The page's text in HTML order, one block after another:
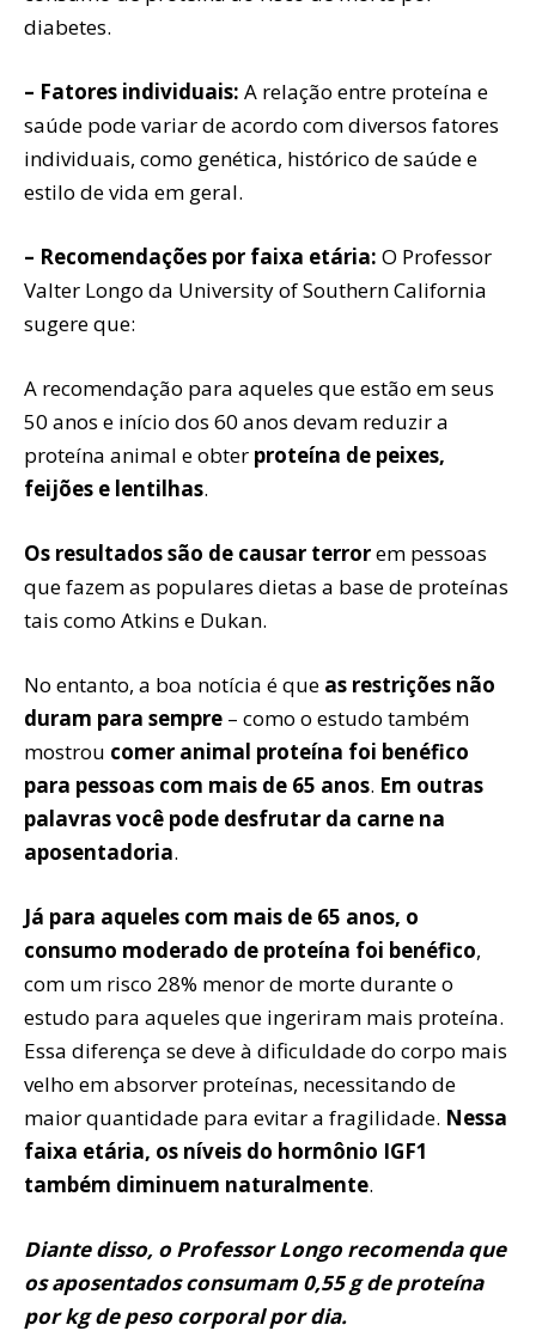
diabetes.
– Fatores individuais: A relação entre proteína e
saúde pode variar de acordo com diversos fatores
individuais, como genética, histórico de saúde e
estilo de vida em geral.
– Recomendações por faixa etária: O Professor
Valter Longo da University of Southern California
sugere que:
A recomendação para aqueles que estão em seus
50 anos e início dos 60 anos devam reduzir a
proteína animal e obter proteína de peixes,
feijões e lentilhas.
Os resultados são de causar terrorem pessoas
que fazem as populares dietas a base de proteínas
tais como Atkins e Dukan.
No entanto, a boa notícia é que as restrições não
duram para sempre – como o estudo também
mostrou comer animal proteína foi benéfico
para pessoas com mais de 65 anos. Em outras
palavras você pode desfrutar da carne na
aposentadoria.
Já para aqueles com mais de 65 anos, o
consumo moderado de proteína foi benéfico,
com um risco 28% menor de morte durante o
estudo para aqueles que ingeriram mais proteína.
Essa diferença se deve à dificuldade do corpo mais
velho em absorver proteínas, necessitando de
maior quantidade para evitar a fragilidade. Nessa
faixa etária, os níveis do hormônio IGF1
também diminuem naturalmente.
Diante disso, o Professor Longo recomenda que
os aposentados consumam 0,55 g de proteína
por kg de peso corporal por dia.